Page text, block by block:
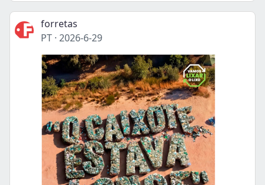
forretas
PT · 2026-6-29